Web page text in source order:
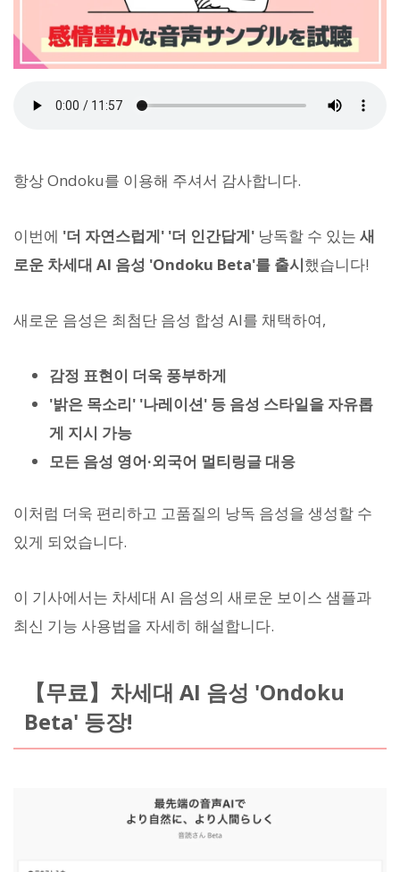
항상 Ondoku를 이용해 주셔서 감사합니다.
이번에 '더 자연스럽게' '더 인간답게' 낭독할 수 있는 새
로운 차세대 AI 음성 'Ondoku Beta'를 출시했습니다!
새로운 음성은 최첨단 음성 합성 AI를 채택하여,
감정 표현이 더욱 풍부하게
'밝은 목소리' '나레이션' 등 음성 스타일을 자유롭
게 지시 가능
모든 음성 영어·외국어 멀티링글 대응
이처럼 더욱 편리하고 고품질의 낭독 음성을 생성할 수
있게 되었습니다.
이 기사에서는 차세대 AI 음성의 새로운 보이스 샘플과
최신 기능 사용법을 자세히 해설합니다.
【무료】차세대 AI 음성 'Ondoku
Beta' 등장!